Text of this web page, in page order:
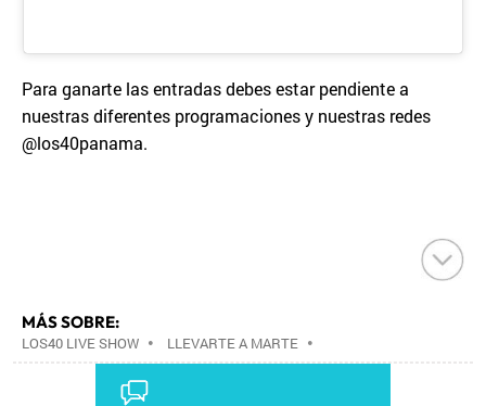
Para ganarte las entradas debes estar pendiente a
nuestras diferentes programaciones y nuestras redes
@los40panama.
MÁS SOBRE:
LOS40 LIVE SHOW • LLEVARTE A MARTE •
CONCIERTOS•LOS40•GRUPOS MÚSICA•
EVENTOS MUSICALES